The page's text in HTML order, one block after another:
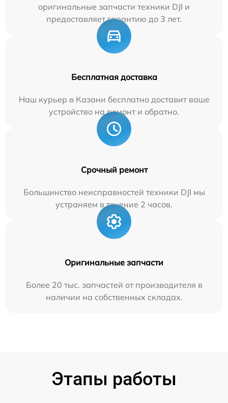
оригинальные запчасти техники DJI и
предоставляет гарантию до 3 лет.
Бесплатная доставка
Наш курьер в Казани бесплатно доставит ваше
устройство на ремонт и обратно.
Срочный ремонт
Большинство неисправностей техники DJI мы
устраняем в течение 2 часов.
Оригинальные запчасти
Более 20 тыс. запчастей от производителя в
наличии на собственных складах.
Этапы работы